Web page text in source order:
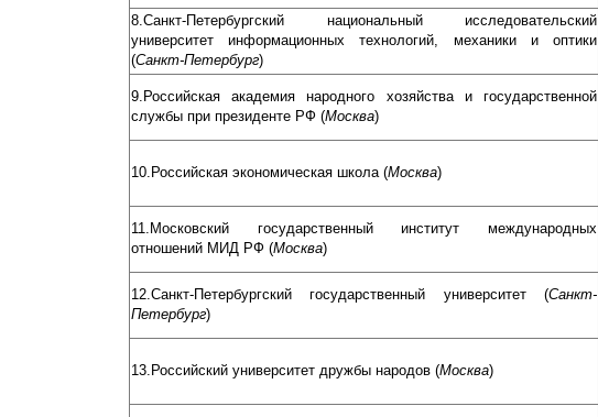
8.Санкт-Петербургский национальный исследовательский
университет информационных технологий, механики и оптики
(Санкт-Петербург)
9.Российская академия народного хозяйства и государственной
службы при президенте РФ (Москва)
10.Российская экономическая школа (Москва)
11.Московский государственный институт международных
отношений МИД РФ (Москва)
12.Санкт-Петербургский государственный университет (Санкт-
Петербург)
13.Российский университет дружбы народов (Москва)